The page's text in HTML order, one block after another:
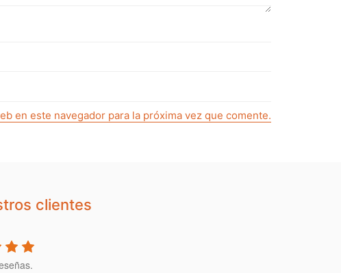
en este navegador para la próxima vez que comente.
clientes